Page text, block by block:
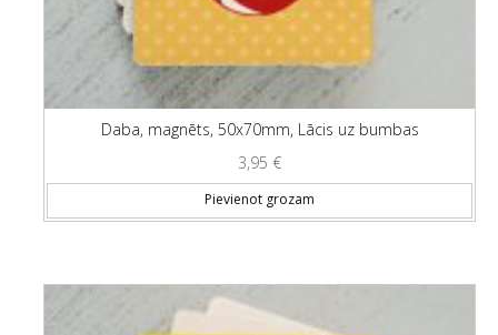
Daba, magnēts, 50x70mm, Lācis uz bumbas
3,95 €
Pievienot grozam